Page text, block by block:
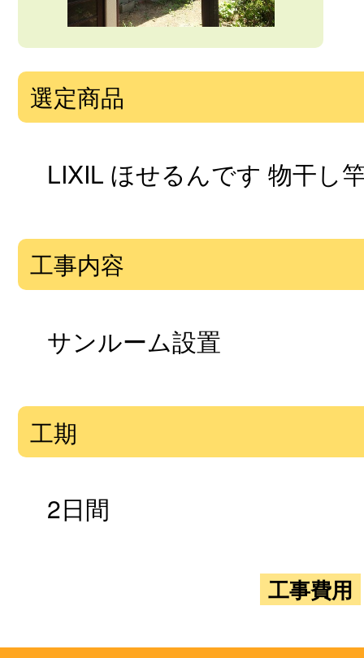
選定商品
LIXIL ほせるんです 物干し
工事内容
サンルーム設置
工期
2日間
工事費用